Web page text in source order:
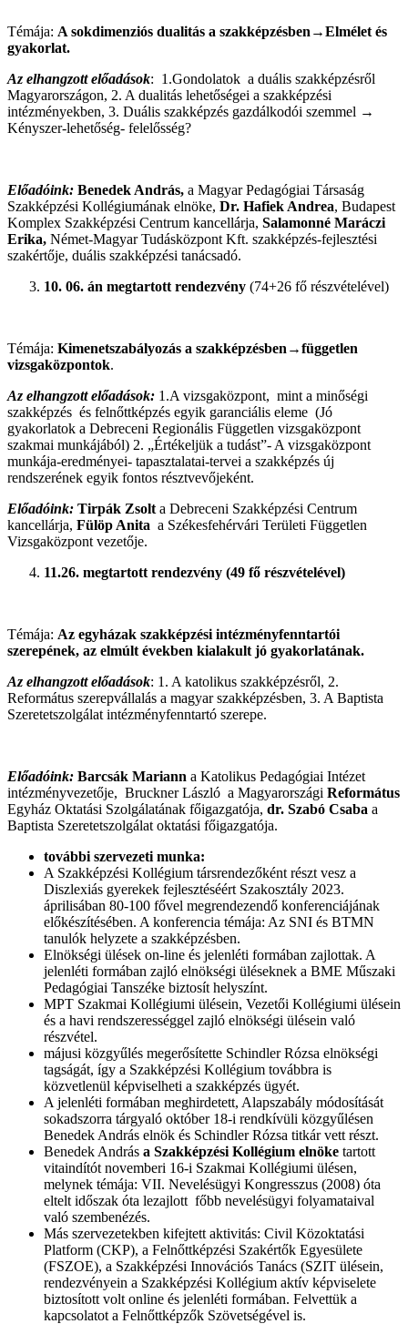
Témája: A sokdimenziós dualitás a szakképzésben→Elmélet és
gyakorlat.
Az elhangzott előadások: 1.Gondolatok a duális szakképzésről
Magyarországon, 2. A dualitás lehetőségei a szakképzési
intézményekben, 3. Duális szakképzés gazdálkodói szemmel →
Kényszer-lehetőség- felelősség?
Előadóink: Benedek András, a Magyar Pedagógiai Társaság
Szakképzési Kollégiumának elnöke, Dr. Hafiek Andrea, Budapest
Komplex Szakképzési Centrum kancellárja, Salamonné Maráczi
Erika, Német-Magyar Tudásközpont Kft. szakképzés-fejlesztési
szakértője, duális szakképzési tanácsadó.
10. 06. án megtartott rendezvény (74+26 fő részvételével)
Témája: Kimenetszabályozás a szakképzésben→független
vizsgaközpontok.
Az elhangzott előadások: 1.A vizsgaközpont, mint a minőségi
szakképzés és felnőttképzés egyik garanciális eleme (Jó
gyakorlatok a Debreceni Regionális Független vizsgaközpont
szakmai munkájából) 2. „Értékeljük a tudást”- A vizsgaközpont
munkája-eredményei- tapasztalatai-tervei a szakképzés új
rendszerének egyik fontos résztvevőjeként.
Előadóink: Tirpák Zsolt a Debreceni Szakképzési Centrum
kancellárja, Fülöp Anita a Székesfehérvári Területi Független
Vizsgaközpont vezetője.
11.26. megtartott rendezvény (49 fő részvételével)
Témája: Az egyházak szakképzési intézményfenntartói
szerepének, az elmúlt években kialakult jó gyakorlatának.
Az elhangzott előadások: 1. A katolikus szakképzésről, 2.
Református szerepvállalás a magyar szakképzésben, 3. A Baptista
Szeretetszolgálat intézményfenntartó szerepe.
Előadóink: Barcsák Mariann a Katolikus Pedagógiai Intézet
intézményvezetője, Bruckner László a Magyarországi Református
Egyház Oktatási Szolgálatának főigazgatója, dr. Szabó Csaba a
Baptista Szeretetszolgálat oktatási főigazgatója.
további szervezeti munka:
A Szakképzési Kollégium társrendezőként részt vesz a
Diszlexiás gyerekek fejlesztéséért Szakosztály 2023.
áprilisában 80-100 fővel megrendezendő konferenciájának
előkészítésében. A konferencia témája: Az SNI és BTMN
tanulók helyzete a szakképzésben.
Elnökségi ülések on-line és jelenléti formában zajlottak. A
jelenléti formában zajló elnökségi üléseknek a BME Műszaki
Pedagógiai Tanszéke biztosít helyszínt.
MPT Szakmai Kollégiumi ülésein, Vezetői Kollégiumi ülésein
és a havi rendszerességgel zajló elnökségi ülésein való
részvétel.
májusi közgyűlés megerősítette Schindler Rózsa elnökségi
tagságát, így a Szakképzési Kollégium továbbra is
közvetlenül képviselheti a szakképzés ügyét.
A jelenléti formában meghirdetett, Alapszabály módosítását
sokadszorra tárgyaló október 18-i rendkívüli közgyűlésen
Benedek András elnök és Schindler Rózsa titkár vett részt.
Benedek András a Szakképzési Kollégium elnöke tartott
vitaindítót novemberi 16-i Szakmai Kollégiumi ülésen,
melynek témája: VII. Nevelésügyi Kongresszus (2008) óta
eltelt időszak óta lezajlott főbb nevelésügyi folyamataival
való szembenézés.
Más szervezetekben kifejtett aktivitás: Civil Közoktatási
Platform (CKP), a Felnőttképzési Szakértők Egyesülete
(FSZOE), a Szakképzési Innovációs Tanács (SZIT ülésein,
rendezvényein a Szakképzési Kollégium aktív képviselete
biztosított volt online és jelenléti formában. Felvettük a
kapcsolatot a Felnőttképzők Szövetségével is.